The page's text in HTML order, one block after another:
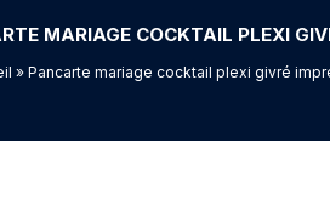
MARIAGE COCKTAIL PLEXI
» Pancarte mariage cocktail plexi givré